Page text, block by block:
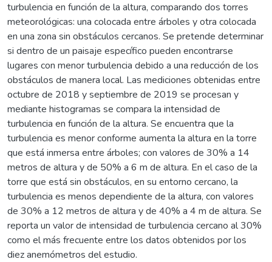
turbulencia en función de la altura, comparando dos torres
meteorológicas: una colocada entre árboles y otra colocada
en una zona sin obstáculos cercanos. Se pretende determinar
si dentro de un paisaje específico pueden encontrarse
lugares con menor turbulencia debido a una reducción de los
obstáculos de manera local. Las mediciones obtenidas entre
octubre de 2018 y septiembre de 2019 se procesan y
mediante histogramas se compara la intensidad de
turbulencia en función de la altura. Se encuentra que la
turbulencia es menor conforme aumenta la altura en la torre
que está inmersa entre árboles; con valores de 30% a 14
metros de altura y de 50% a 6 m de altura. En el caso de la
torre que está sin obstáculos, en su entorno cercano, la
turbulencia es menos dependiente de la altura, con valores
de 30% a 12 metros de altura y de 40% a 4 m de altura. Se
reporta un valor de intensidad de turbulencia cercano al 30%
como el más frecuente entre los datos obtenidos por los
diez anemómetros del estudio.